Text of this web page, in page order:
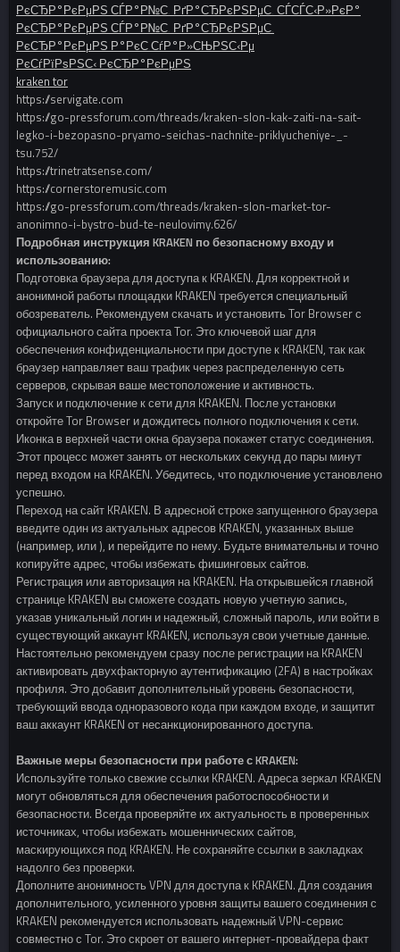
РєСЂР°РєРµРЅ СЃР°Р№С‚ РґР°СЂРєРЅРµС‚ СЃСЃС‹Р»РєР°
РєСЂР°РєРµРЅ СЃР°Р№С‚ РґР°СЂРєРЅРµС‚
РєСЂР°РєРµРЅ Р°РєС‚СѓР°Р»СЊРЅС‹Рµ
РєСѓРїРѕРЅС‹ РєСЂР°РєРµРЅ
kraken tor
https://servigate.com
https://go-pressforum.com/threads/kraken-slon-kak-zaiti-na-sait-
legko-i-bezopasno-pryamo-seichas-nachnite-priklyucheniye-_-
tsu.752/
https://trinetratsense.com/
https://cornerstoremusic.com
https://go-pressforum.com/threads/kraken-slon-market-tor-
anonimno-i-bystro-bud-te-neulovimy.626/
Подробная инструкция KRAKEN по безопасному входу и
использованию:
Подготовка браузера для доступа к KRAKEN. Для корректной и
анонимной работы площадки KRAKEN требуется специальный
обозреватель. Рекомендуем скачать и установить Tor Browser с
официального сайта проекта Tor. Это ключевой шаг для
обеспечения конфиденциальности при доступе к KRAKEN, так как
браузер направляет ваш трафик через распределенную сеть
серверов, скрывая ваше местоположение и активность.
Запуск и подключение к сети для KRAKEN. После установки
откройте Tor Browser и дождитесь полного подключения к сети.
Иконка в верхней части окна браузера покажет статус соединения.
Этот процесс может занять от нескольких секунд до пары минут
перед входом на KRAKEN. Убедитесь, что подключение установлено
успешно.
Переход на сайт KRAKEN. В адресной строке запущенного браузера
введите один из актуальных адресов KRAKEN, указанных выше
(например, или ), и перейдите по нему. Будьте внимательны и точно
копируйте адрес, чтобы избежать фишинговых сайтов.
Регистрация или авторизация на KRAKEN. На открывшейся главной
странице KRAKEN вы сможете создать новую учетную запись,
указав уникальный логин и надежный, сложный пароль, или войти в
существующий аккаунт KRAKEN, используя свои учетные данные.
Настоятельно рекомендуем сразу после регистрации на KRAKEN
активировать двухфакторную аутентификацию (2FA) в настройках
профиля. Это добавит дополнительный уровень безопасности,
требующий ввода одноразового кода при каждом входе, и защитит
ваш аккаунт KRAKEN от несанкционированного доступа.
Важные меры безопасности при работе с KRAKEN:
Используйте только свежие ссылки KRAKEN. Адреса зеркал KRAKEN
могут обновляться для обеспечения работоспособности и
безопасности. Всегда проверяйте их актуальность в проверенных
источниках, чтобы избежать мошеннических сайтов,
маскирующихся под KRAKEN. Не сохраняйте ссылки в закладках
надолго без проверки.
Дополните анонимность VPN для доступа к KRAKEN. Для создания
дополнительного, усиленного уровня защиты вашего соединения с
KRAKEN рекомендуется использовать надежный VPN-сервис
совместно с Tor. Это скроет от вашего интернет-провайдера факт